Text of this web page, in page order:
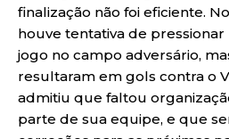
finalização não foi eficiente.
houve tentativa de
jogo no campo adversário,
resultaram em gols contra o
admitiu que faltou
parte de sua equipe, e que